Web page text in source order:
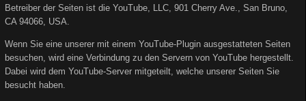
Betreiber der Seiten ist die YouTube, LLC, 901 Cherry Ave., San Bruno,
CA 94066, USA.
Wenn Sie eine unserer mit einem YouTube-Plugin ausgestatteten Seiten
besuchen, wird eine Verbindung zu den Servern von YouTube hergestellt.
Dabei wird dem YouTube-Server mitgeteilt, welche unserer Seiten Sie
besucht haben.